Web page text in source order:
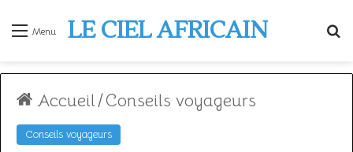
Menu LE CIEL AFRICAIN
Accueil/Conseils voyageurs
Conseils voyageurs